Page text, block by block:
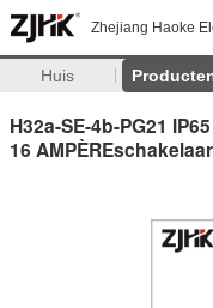
Zhejiang Haoke
Huis
H32a-SE-4b-PG21
16 AMPÈREschakelaar